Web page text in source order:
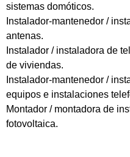
sistemas domóticos.
Instalador-mantenedor /
antenas.
Instalador / instaladora de
de viviendas.
Instalador-mantenedor /
equipos e instalaciones
Montador / montadora de
fotovoltaica.